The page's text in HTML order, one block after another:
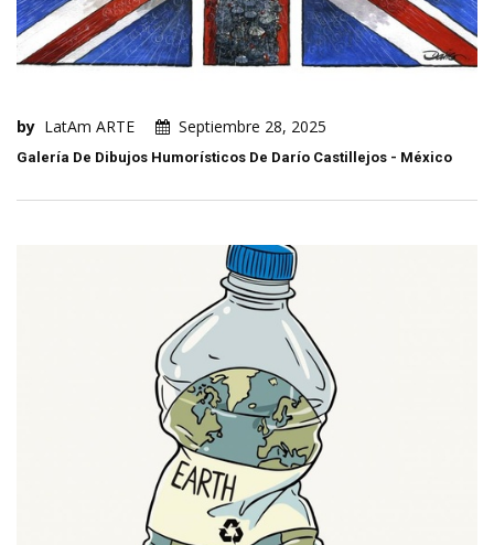
by LatAm ARTE Septiembre 28, 2025
Galería De Dibujos Humorísticos De Darío Castillejos - México